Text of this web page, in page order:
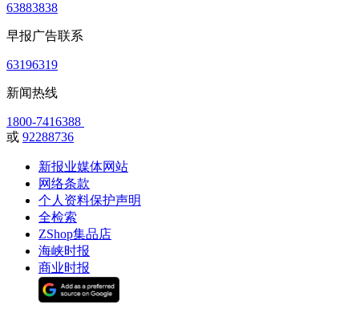
63883838
早报广告联系
63196319
新闻热线
1800-7416388
或 92288736
新报业媒体网站
网络条款
个人资料保护声明
全检索
ZShop集品店
海峡时报
商业时报